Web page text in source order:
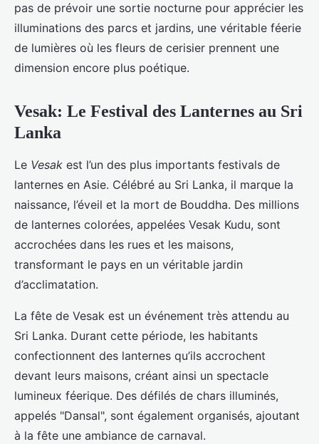
pas de prévoir une sortie nocturne pour apprécier les
illuminations des parcs et jardins, une véritable féerie
de lumières où les fleurs de cerisier prennent une
dimension encore plus poétique.
Vesak: Le Festival des Lanternes au Sri
Lanka
Le Vesak est l’un des plus importants festivals de
lanternes en Asie. Célébré au Sri Lanka, il marque la
naissance, l’éveil et la mort de Bouddha. Des millions
de lanternes colorées, appelées Vesak Kudu, sont
accrochées dans les rues et les maisons,
transformant le pays en un véritable jardin
d’acclimatation.
La fête de Vesak est un événement très attendu au
Sri Lanka. Durant cette période, les habitants
confectionnent des lanternes qu’ils accrochent
devant leurs maisons, créant ainsi un spectacle
lumineux féerique. Des défilés de chars illuminés,
appelés "Dansal", sont également organisés, ajoutant
à la fête une ambiance de carnaval.